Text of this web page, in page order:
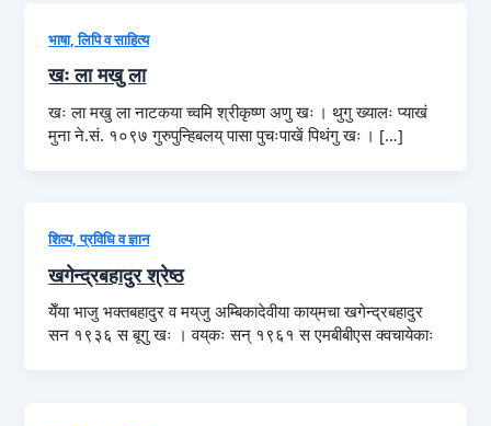
भाषा, लिपि व साहित्य
खः ला मखु ला
खः ला मखु ला नाटकया च्वमि श्रीकृष्ण अणु खः । थुगु ख्यालः प्याखं
मुना ने.सं. १०९७ गुरुपुन्हिबलय् पासा पुचःपाखें पिथंगु खः । […]
शिल्प, प्रविधि व ज्ञान
खगेन्द्रबहादुर श्रेष्ठ
येँया भाजु भक्तबहादुर व मय्‌जु अम्बिकादेवीया काय्‌मचा खगेन्द्रबहादुर
सन १९३६ स बूगु खः । वय्‌कः सन् १९६१ स एमबीबीएस क्वचायेकाः